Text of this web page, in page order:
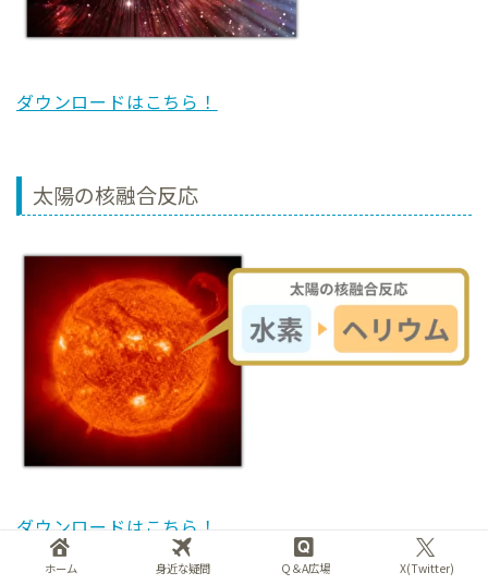
ダウンロードはこちら！
太陽の核融合反応
ダウンロードはこちら！
ホーム 身近な疑問 Q＆A広場 X(Twitter)